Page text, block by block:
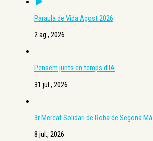
Paraula de Vida Agost 2026
2 ag., 2026
Pensem junts en temps d’IA
31 jul., 2026
3r Mercat Solidari de Roba de Segona Mà
8 jul., 2026